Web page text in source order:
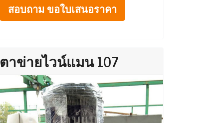
สอบถาม ขอใบเสนอราคา
ตาข่ายไวน์แมน 107